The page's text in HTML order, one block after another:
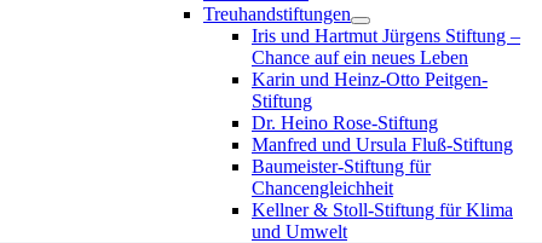
Treuhandstiftungen
Iris und Hartmut Jürgens Stiftung –
Chance auf ein neues Leben
Karin und Heinz-Otto Peitgen-
Stiftung
Dr. Heino Rose-Stiftung
Manfred und Ursula Fluß-Stiftung
Baumeister-Stiftung für
Chancengleichheit
Kellner & Stoll-Stiftung für Klima
und Umwelt